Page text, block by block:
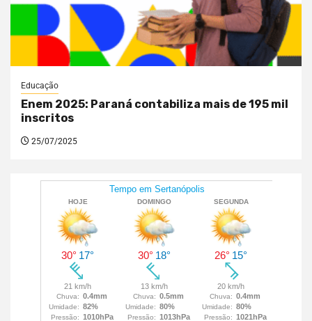
Educação
Enem 2025: Paraná contabiliza mais de 195 mil
inscritos
25/07/2025